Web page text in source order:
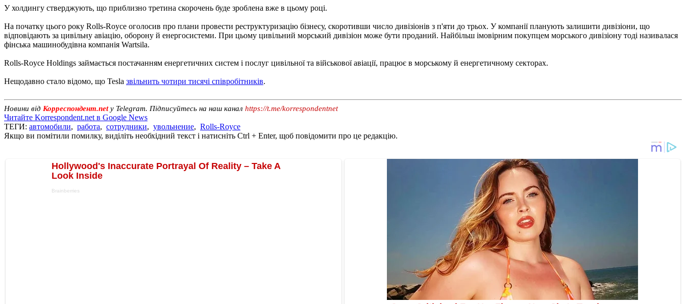
У холдингу стверджують, що приблизно третина скорочень буде зроблена вже в цьому році.
На початку цього року Rolls-Royce оголосив про плани провести реструктуризацію бізнесу, скоротивши число дивізіонів з п'яти до трьох. У компанії планують залишити дивізіони, що
відповідають за цивільну авіацію, оборону й енергосистеми. При цьому цивільний морський дивізіон може бути проданий. Найбільш імовірним покупцем морського дивізіону тоді називалася
фінська машинобудівна компанія Wartsila.
Rolls-Royce Holdings займається постачанням енергетичних систем і послуг цивільної та військової авіації, працює в морському й енергетичному секторах.
Нещодавно стало відомо, що Tesla звільнить чотири тисячі співробітників.
Новини від Корреспондент.netу Telegram. Підписуйтесь на наш канал https://t.me/korrespondentnet
Читайте Korrespondent.net в Google News
ТЕГИ: автомобили, работа, сотрудники, увольнение, Rolls-Royce
Якщо ви помітили помилку, виділіть необхідний текст і натисніть Ctrl + Enter, щоб повідомити про це редакцію.